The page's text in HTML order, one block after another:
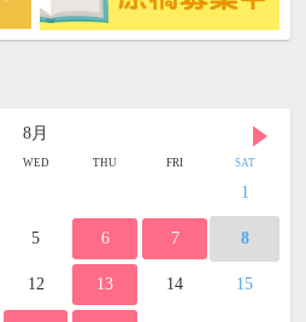
8月
WED THU FRI SAT
1
5 6 7 8
12 13 14 15